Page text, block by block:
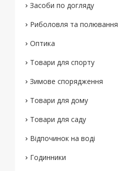
Засоби по догляду
Риболовля та полювання
Оптика
Товари для спорту
Зимове спорядження
Товари для дому
Товари для саду
Відпочинок на воді
Годинники